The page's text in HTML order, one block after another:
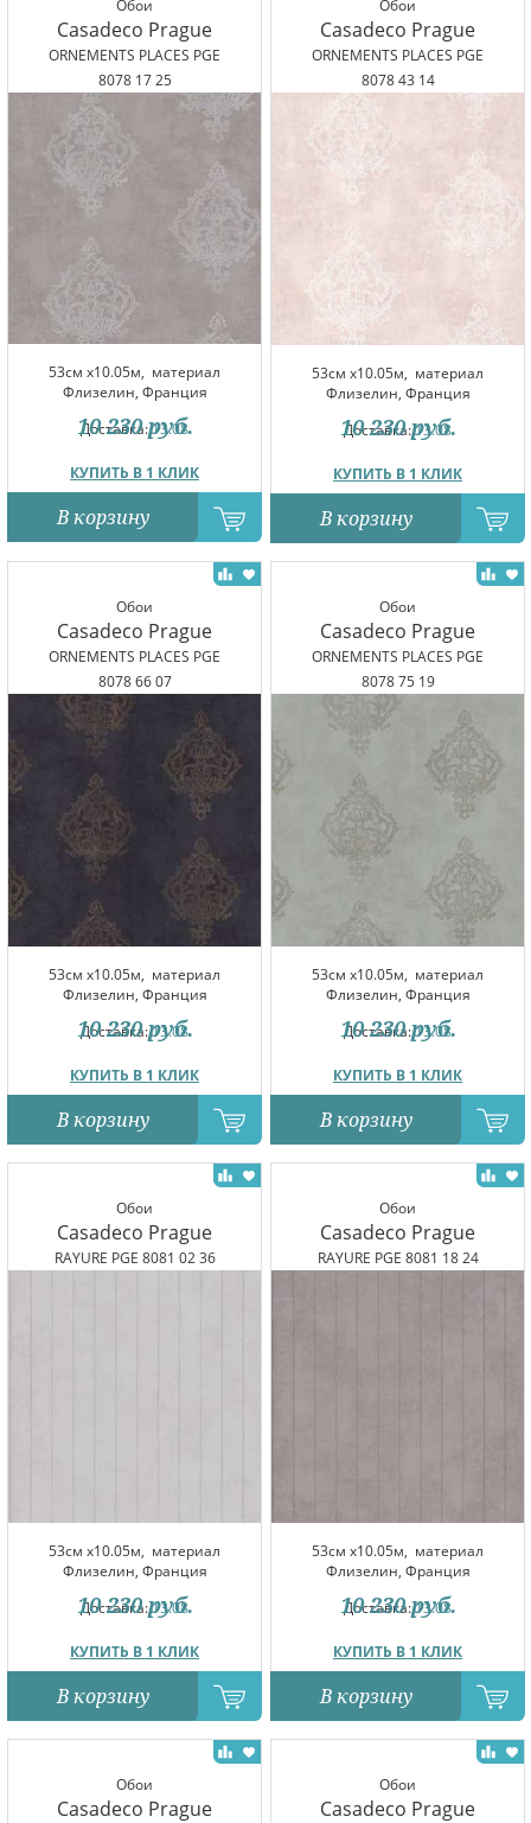
Обои
Casadeco Prague
ORNEMENTS PLACES PGE
8078 17 25
53см x10.05м, материал
Флизелин, Франция
Доставка:13.08
КУПИТЬ В 1 КЛИК
10 230 руб.
В корзину
Обои
Casadeco Prague
ORNEMENTS PLACES PGE
8078 43 14
53см x10.05м, материал
Флизелин, Франция
Доставка:13.08
КУПИТЬ В 1 КЛИК
10 230 руб.
В корзину
Обои
Casadeco Prague
ORNEMENTS PLACES PGE
8078 66 07
53см x10.05м, материал
Флизелин, Франция
Доставка:13.08
КУПИТЬ В 1 КЛИК
10 230 руб.
В корзину
Обои
Casadeco Prague
ORNEMENTS PLACES PGE
8078 75 19
53см x10.05м, материал
Флизелин, Франция
Доставка:13.08
КУПИТЬ В 1 КЛИК
10 230 руб.
В корзину
Обои
Casadeco Prague
RAYURE PGE 8081 02 36
53см x10.05м, материал
Флизелин, Франция
Доставка:13.08
КУПИТЬ В 1 КЛИК
10 230 руб.
В корзину
Обои
Casadeco Prague
RAYURE PGE 8081 18 24
53см x10.05м, материал
Флизелин, Франция
Доставка:13.08
КУПИТЬ В 1 КЛИК
10 230 руб.
В корзину
Обои
Casadeco Prague
Обои
Casadeco Prague